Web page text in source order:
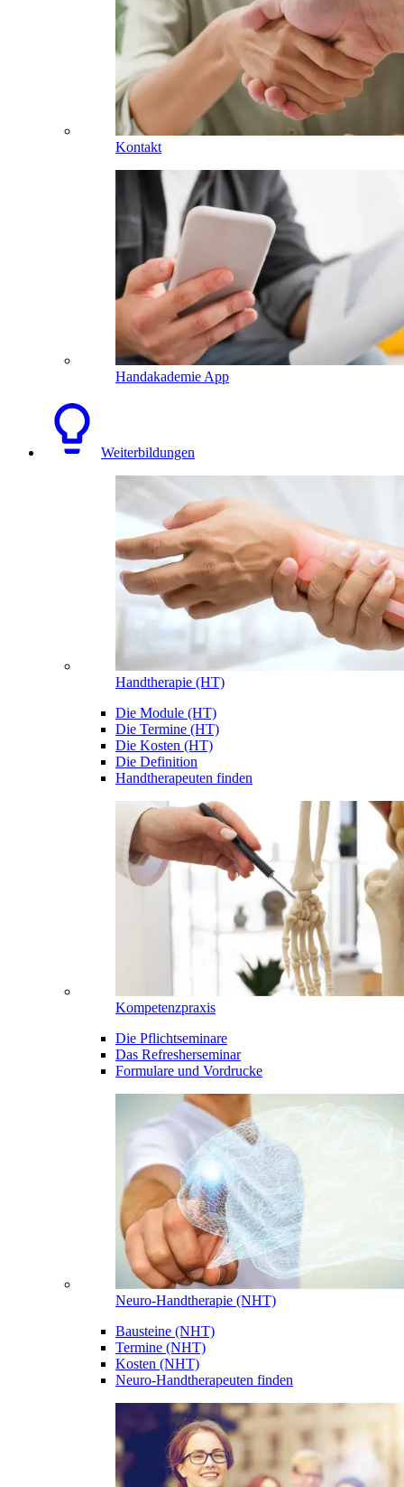
Kontakt
Handakademie App
Weiterbildungen
Handtherapie (HT)
Die Module (HT)
Die Termine (HT)
Die Kosten (HT)
Die Definition
Handtherapeuten finden
Kompetenzpraxis
Die Pflichtseminare
Das Refresherseminar
Formulare und Vordrucke
Neuro-Handtherapie (NHT)
Bausteine (NHT)
Termine (NHT)
Kosten (NHT)
Neuro-Handtherapeuten finden